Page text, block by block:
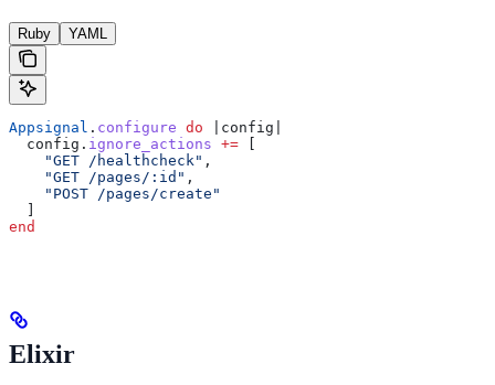
Ruby YAML
Appsignal . configure do config
  config.
ignore_actions +=
    "GET /healthcheck"
,
    "GET /pages/:id"
,
    "POST /pages/create"
end
Elixir